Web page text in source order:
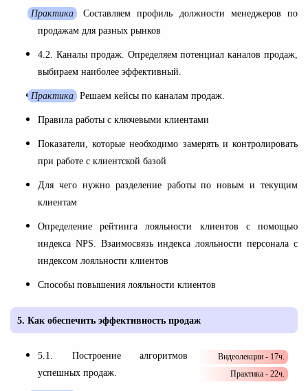
Практика
Составляем профиль должности менеджеров по
продажам для разных рынков
4.2. Каналы продаж. Определяем потенциал каналов продаж,
выбираем наиболее эффективный.
Практика Решаем кейсы по каналам продаж.
Правила работы с ключевыми клиентами
Показатели, которые необходимо замерять и контролировать
при работе с клиентской базой
Для чего нужно разделение работы по новым и текущим
клиентам
Определение рейтинга лояльности клиентов с помощью
индекса NPS. Взаимосвязь индекса лояльности персонала с
индексом лояльности клиентов
Способы повышения лояльности клиентов
5. Как обеспечить эффективность продаж
Видеолекции - 17ч.
Практика - 22ч.
5.1. Построение алгоритмов
успешных продаж.